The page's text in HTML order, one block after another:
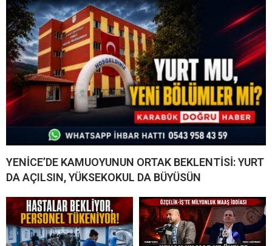
YENİCE’DE KAMUOYUNUN ORTAK BEKLENTİSİ: YURT
DA AÇILSIN, YÜKSEKOKUL DA BÜYÜSÜN